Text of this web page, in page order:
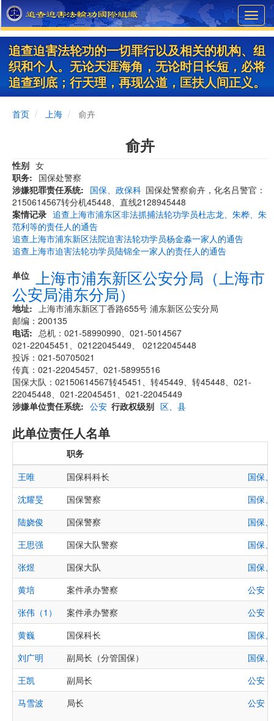
Skip
to
main
content
追查迫害法轮功的一切罪行以及相关的机构、组
织和个人。无论天涯海角，无论时日长短，必将
追查到底；行天理，再现公道，匡扶人间正义。
首页 上海 俞卉
俞卉
性别 女
职务
国保处警察
涉嫌犯罪责任系统
国保、政保科 国保处警察俞卉，化名吕警官：
2150614567转分机45448、直线2128945448
案情记录 追查上海市浦东区非法抓捕法轮功学员杜志龙、朱桦、朱
范利等的责任人的通告
追查上海市浦东新区法院迫害法轮功学员杨金淼一家人的通告
追查上海市迫害法轮功学员陆锦全一家人的责任人的通告
单位
上海市浦东新区公安分局（上海市
公安局浦东分局）
地址
上海市浦东新区丁香路655号 浦东新区公安分局
邮编：200135
电话
总机：021-58990990、021-5014567
021-22045451、02122045449、 02122045448
投诉：021-50705021
传真：021-22045457、021-58995516
国保大队：02150614567转45451、转45449、转45448、021-
22045448、021-22045451、021-22045449
涉嫌单位责任系统
公安 行政权级别 区、县
此单位责任人名单
职务
王唯
国保科科长
国保
沈耀旻
国保警察
国保
陆娆俊
国保警察
国保
王思强
国保大队警察
国保
张煜
国保大队
国保
黄培
案件承办警察
公安
张伟（1）
案件承办警察
公安
黄巍
国保科长
国保
刘广明
副局长（分管国保）
国保
王凯
副局长
公安
马雪波
局长 公安